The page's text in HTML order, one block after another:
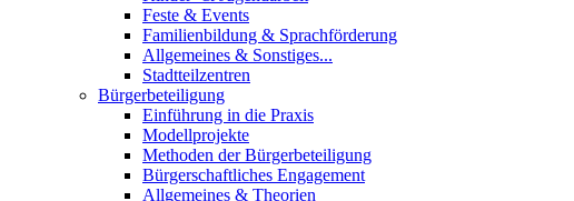
Feste & Events
Familienbildung & Sprachförderung
Allgemeines & Sonstiges...
Stadtteilzentren
Bürgerbeteiligung
Einführung in die Praxis
Modellprojekte
Methoden der Bürgerbeteiligung
Bürgerschaftliches Engagement
Allgemeines & Theorien